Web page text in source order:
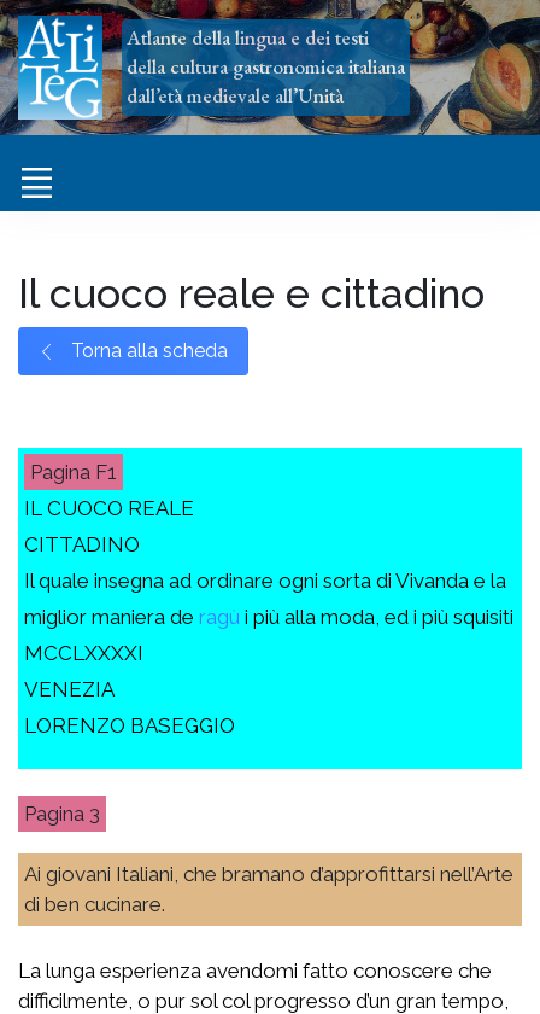
Atlante della lingua e dei testi
della cultura gastronomica italiana
dall’età medievale all’Unità
Il cuoco reale e cittadino
Torna alla scheda
F1
IL CUOCO REALE
CITTADINO
Il quale insegna ad ordinare ogni sorta di Vivanda e la
miglior maniera de ragù i più alla moda, ed i più squisiti
MCCLXXXXI
VENEZIA
LORENZO BASEGGIO
3
Ai giovani Italiani, che bramano d’approfittarsi nell’Arte
di ben cucinare.
La lunga esperienza avendomi fatto conoscere che
difficilmente, o pur sol col progresso d’un gran tempo,